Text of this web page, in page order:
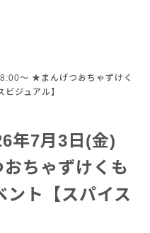
～ ★まんげつおちゃずけく
ジュアル】
年7月3日(金)
ちゃずけくも
ト【スパイス